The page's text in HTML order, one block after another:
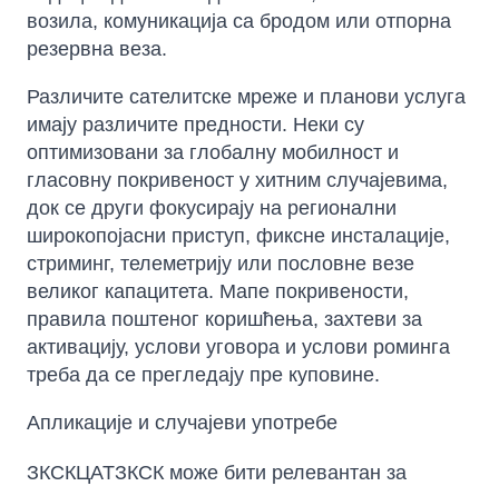
возила, комуникација са бродом или отпорна
резервна веза.
Различите сателитске мреже и планови услуга
имају различите предности. Неки су
оптимизовани за глобалну мобилност и
гласовну покривеност у хитним случајевима,
док се други фокусирају на регионални
широкопојасни приступ, фиксне инсталације,
стриминг, телеметрију или пословне везе
великог капацитета. Мапе покривености,
правила поштеног коришћења, захтеви за
активацију, услови уговора и услови роминга
треба да се прегледају пре куповине.
Апликације и случајеви употребе
ЗКСКЦАТЗКСК може бити релевантан за